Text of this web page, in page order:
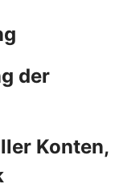
der
Konten,